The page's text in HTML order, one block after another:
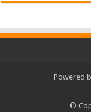
Powered
©